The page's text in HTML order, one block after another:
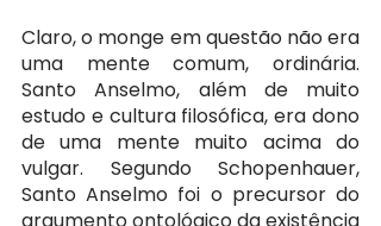
Claro, o monge em questão não era
uma mente comum, ordinária.
Santo Anselmo, além de muito
estudo e cultura filosófica, era dono
de uma mente muito acima do
vulgar. Segundo Schopenhauer,
Santo Anselmo foi o precursor do